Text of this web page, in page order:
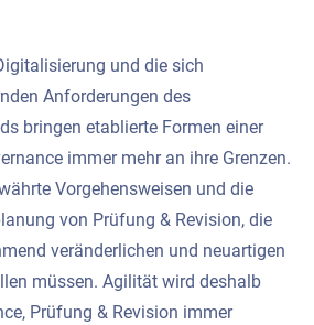
und die sich
Anforderungen des
bringen etablierte Formen einer
immer mehr an ihre Grenzen.
Vorgehensweisen und die
von Prüfung & Revision, die
veränderlichen und neuartigen
müssen. Agilität wird deshalb
Prüfung & Revision immer